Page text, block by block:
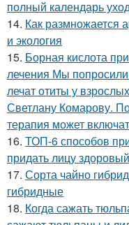
полный календарь
14. Как размножается
и экология
15. Борная кислота
лечения Мы попросили
лечат отиты у
Светлану Комарову.
терапия может
16. ТОП-6 способов
придать лицу
17. Сорта чайно
гибридные
18. Когда сажать